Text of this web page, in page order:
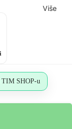
Više
TIM SHOP-u